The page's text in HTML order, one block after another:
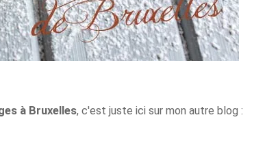
à Bruxelles, c'est juste ici sur mon autre blog :